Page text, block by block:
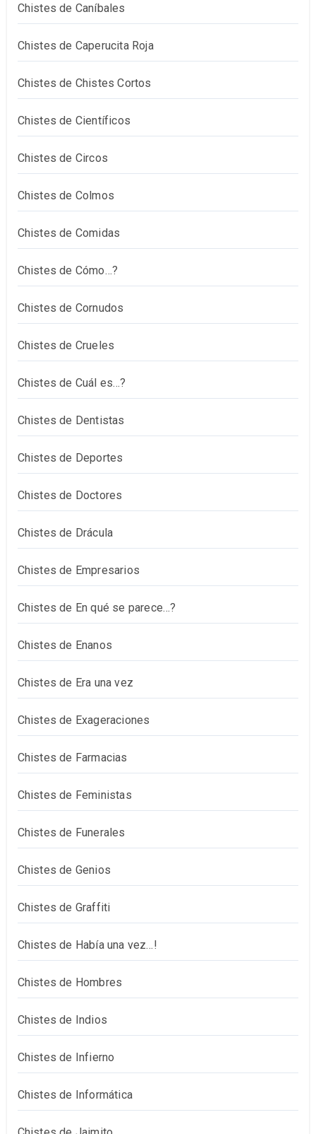
Chistes de Caníbales
Chistes de Caperucita Roja
Chistes de Chistes Cortos
Chistes de Científicos
Chistes de Circos
Chistes de Colmos
Chistes de Comidas
Chistes de Cómo…?
Chistes de Cornudos
Chistes de Crueles
Chistes de Cuál es…?
Chistes de Dentistas
Chistes de Deportes
Chistes de Doctores
Chistes de Drácula
Chistes de Empresarios
Chistes de En qué se parece…?
Chistes de Enanos
Chistes de Era una vez
Chistes de Exageraciones
Chistes de Farmacias
Chistes de Feministas
Chistes de Funerales
Chistes de Genios
Chistes de Graffiti
Chistes de Había una vez…!
Chistes de Hombres
Chistes de Indios
Chistes de Infierno
Chistes de Informática